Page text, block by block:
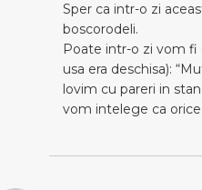
Sper ca intr-o zi
boscorodeli.
Poate intr-o zi vom fi
usa era deschisa):
lovim cu pareri in
vom intelege ca